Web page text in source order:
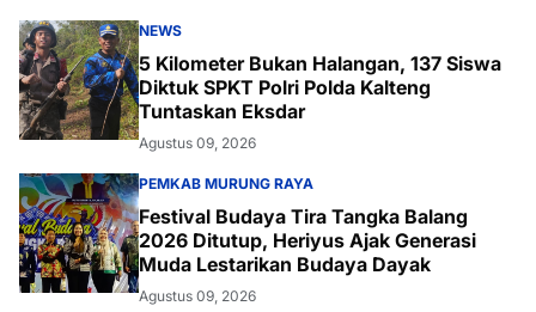
NEWS
5 Kilometer Bukan Halangan, 137 Siswa
Diktuk SPKT Polri Polda Kalteng
Tuntaskan Eksdar
Agustus 09, 2026
PEMKAB MURUNG RAYA
Festival Budaya Tira Tangka Balang
2026 Ditutup, Heriyus Ajak Generasi
Muda Lestarikan Budaya Dayak
Agustus 09, 2026